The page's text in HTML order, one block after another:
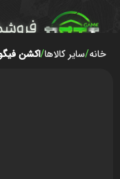
خانه سایر کالاها اکشن